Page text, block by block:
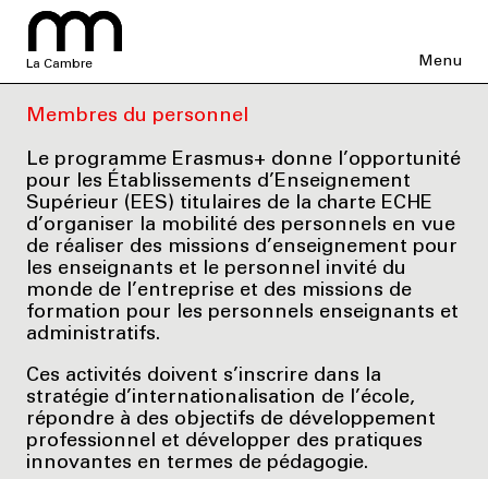
La Cambre Menu
Membres du personnel
Le programme Erasmus+ donne l’opportunité
pour les Établissements d’Enseignement
Supérieur (EES) titulaires de la charte ECHE
d’organiser la mobilité des personnels en vue
de réaliser des missions d’enseignement pour
les enseignants et le personnel invité du
monde de l’entreprise et des missions de
formation pour les personnels enseignants et
administratifs.
Ces activités doivent s’inscrire dans la
stratégie d’internationalisation de l’école,
répondre à des objectifs de développement
professionnel et développer des pratiques
innovantes en termes de pédagogie.